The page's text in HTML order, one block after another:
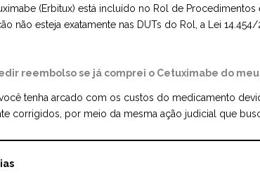
(Erbitux) está incluído no Rol de
não esteja exatamente nas DUTs do Rol, a Lei
reembolso se já comprei o Cetuximabe do
tenha arcado com os custos do medicamento
corrigidos, por meio da mesma ação judicial que